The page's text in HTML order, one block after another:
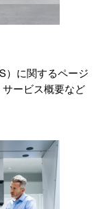
）に関するページ
ービス概要など